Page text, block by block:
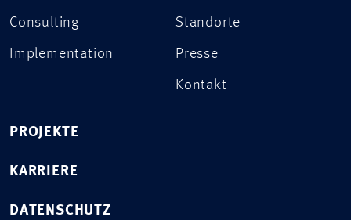
Consulting
Implementation
Standorte
Presse
Kontakt
PROJEKTE
KARRIERE
DATENSCHUTZ